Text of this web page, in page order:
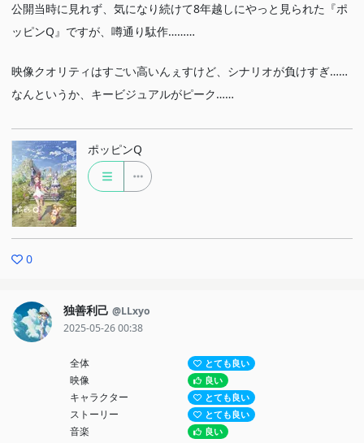
公開当時に見れず、気になり続けて8年越しにやっと見られた『ポ
ッピンQ』ですが、噂通り駄作………
映像クオリティはすごい高いんぇすけど、シナリオが負けすぎ……
なんというか、キービジュアルがピーク……
ポッピンQ
0
独善利己 @LLxyo
2025-05-26 00:38
全体 とても良い
映像 良い
キャラクター とても良い
ストーリー とても良い
音楽 良い